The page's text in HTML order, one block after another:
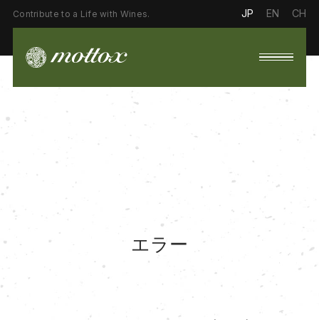
Contribute to a Life with Wines. JP EN CH
エラー